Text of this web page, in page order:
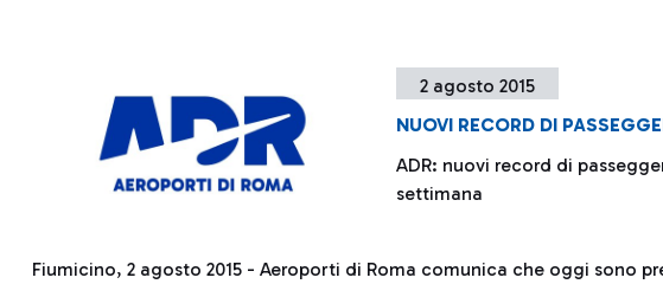
2 agosto 2015
NUOVI RECORD DI
ADR: nuovi record di
settimana
Fiumicino, 2 agosto 2015 - Aeroporti di Roma comunica che oggi sono